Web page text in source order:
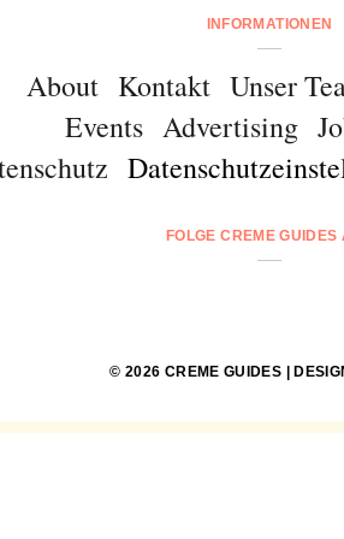
INFORMATIONEN
About Kontakt Unser
Events Advertising
FOLGE CREME GUIDES
© 2026 CREME GUIDES |